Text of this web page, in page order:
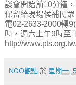
談會開始前10分鐘
保留給現場候補民
電02-2633-2000轉
時，週六上午9時至
http://
NGO觀點 於 星期一,